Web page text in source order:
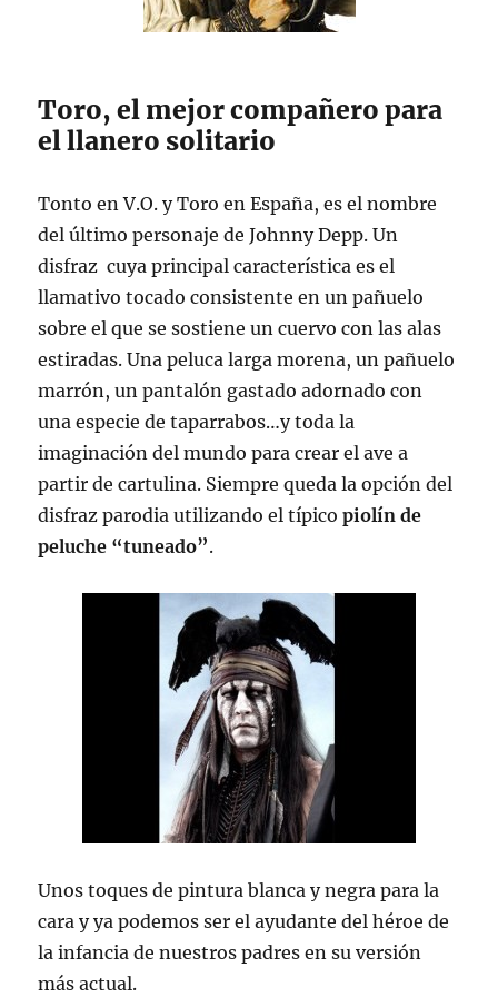
Toro, el mejor compañero para
el llanero solitario
Tonto en V.O. y Toro en España, es el nombre
del último personaje de Johnny Depp. Un
disfraz cuya principal característica es el
llamativo tocado consistente en un pañuelo
sobre el que se sostiene un cuervo con las alas
estiradas. Una peluca larga morena, un pañuelo
marrón, un pantalón gastado adornado con
una especie de taparrabos…y toda la
imaginación del mundo para crear el ave a
partir de cartulina. Siempre queda la opción del
disfraz parodia utilizando el típicopiolín de
peluche “tuneado”.
Unos toques de pintura blanca y negra para la
cara y ya podemos ser el ayudante del héroe de
la infancia de nuestros padres en su versión
más actual.